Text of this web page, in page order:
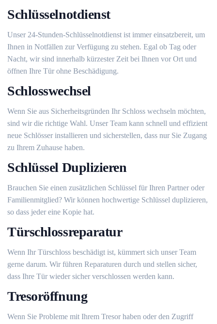
Schlüsselnotdienst
Unser 24-Stunden-Schlüsselnotdienst ist immer einsatzbereit, um
Ihnen in Notfällen zur Verfügung zu stehen.​ Egal ob Tag oder
Nacht, wir sind innerhalb kürzester Zeit bei Ihnen vor Ort und
öffnen Ihre Tür ohne Beschädigung.​
Schlosswechsel
Wenn Sie aus Sicherheitsgründen Ihr Schloss wechseln möchten,
sind wir die richtige Wahl.​ Unser Team kann schnell und effizient
neue Schlösser installieren und sicherstellen, dass nur Sie Zugang
zu Ihrem Zuhause haben.​
Schlüssel Duplizieren
Brauchen Sie einen zusätzlichen Schlüssel für Ihren Partner oder
Familienmitglied? Wir können hochwertige Schlüssel duplizieren,
so dass jeder eine Kopie hat.​
Türschlossreparatur
Wenn Ihr Türschloss beschädigt ist, kümmert sich unser Team
gerne darum.​ Wir führen Reparaturen durch und stellen sicher,
dass Ihre Tür wieder sicher verschlossen werden kann.​
Tresoröffnung
Wenn Sie Probleme mit Ihrem Tresor haben oder den Zugriff